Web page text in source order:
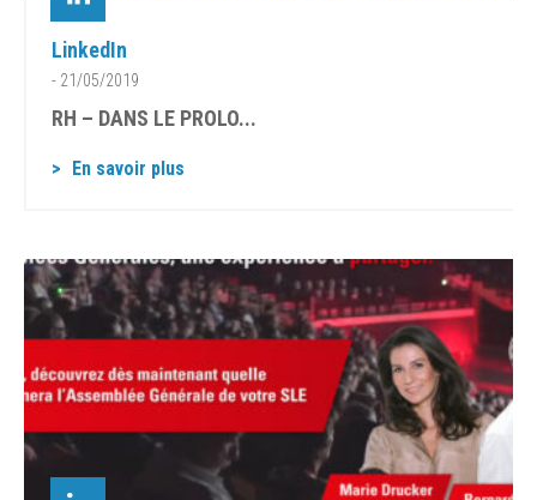
LinkedIn
- 21/05/2019
RH – DANS LE PROLO...
En savoir plus